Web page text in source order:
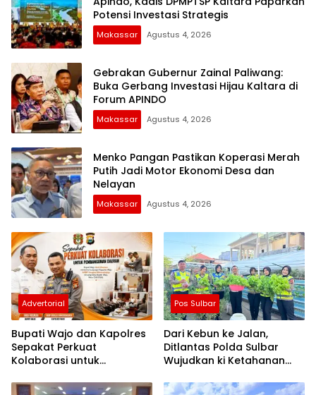
Potensi Investasi Strategis
Makassar Agustus 4, 2026
Gebrakan Gubernur Zainal Paliwang:
Buka Gerbang Investasi Hijau Kaltara di
Forum APINDO
Makassar Agustus 4, 2026
Menko Pangan Pastikan Koperasi Merah
Putih Jadi Motor Ekonomi Desa dan
Nelayan
Makassar Agustus 4, 2026
Advertorial
Bupati Wajo dan Kapolres
Sepakat Perkuat
Kolaborasi untuk
Pos Sulbar
Dari Kebun ke Jalan,
Ditlantas Polda Sulbar
Wujudkan ki Ketahanan
untuk Masyarakat